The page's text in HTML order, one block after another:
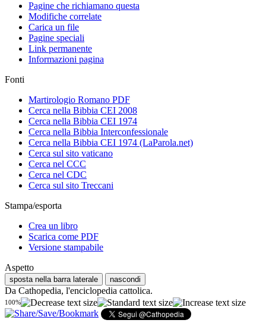
Pagine che richiamano questa
Modifiche correlate
Carica un file
Pagine speciali
Link permanente
Informazioni pagina
Fonti
Martirologio Romano PDF
Cerca nella Bibbia CEI 2008
Cerca nella Bibbia CEI 1974
Cerca nella Bibbia Interconfessionale
Cerca nella Bibbia CEI 1974 (LaParola.net)
Cerca sul sito vaticano
Cerca nel CCC
Cerca nel CDC
Cerca sul sito Treccani
Stampa/esporta
Crea un libro
Scarica come PDF
Versione stampabile
Aspetto
sposta nella barra laterale nascondi
Da Cathopedia, l'enciclopedia cattolica.
100%